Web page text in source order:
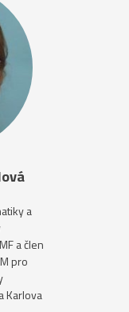
a
a člen
pro
Karlova